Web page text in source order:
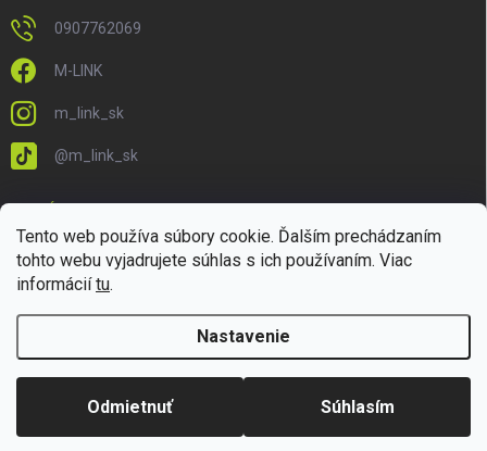
Tento web používa súbory cookie. Ďalším prechádzaním
tohto webu vyjadrujete súhlas s ich používaním. Viac
informáciítu.
Nastavenie
Odmietnuť Súhlasím
0907762069
M-LINK
m_link_sk
@m_link_sk
Vytvoril Shoptet
Copyright 2026M-LINK.sk. Všetky práva vyhradené.Upraviť nastavenie